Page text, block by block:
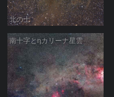
北の士
南十字とηカリーナ星雲